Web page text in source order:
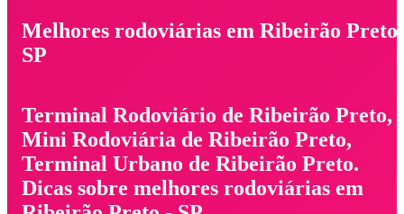
Melhores rodoviárias em Ribeirão Preto
SP
Terminal Rodoviário de Ribeirão Preto,
Mini Rodoviária de Ribeirão Preto,
Terminal Urbano de Ribeirão Preto.
Dicas sobre melhores rodoviárias em